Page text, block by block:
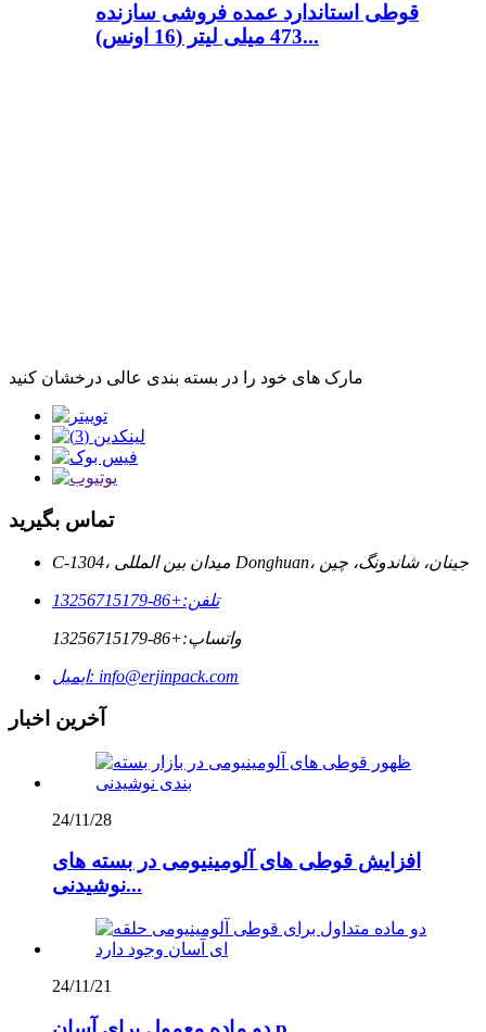
قوطی استاندارد عمده فروشی سازنده
473 میلی لیتر (16 اونس)...
مارک های خود را در بسته بندی عالی درخشان کنید
تماس بگیرید
C-1304، میدان بین المللی Donghuan، جینان، شاندونگ، چین
تلفن:+86-13256715179
واتساپ:+86-13256715179
ایمیل: info@erjinpack.com
آخرین اخبار
24/11/28
افزایش قوطی های آلومینیومی در بسته های
نوشیدنی...
24/11/21